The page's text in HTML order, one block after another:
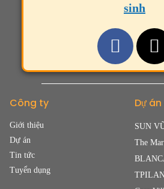
sinh
Công ty
Giới thiệu
Dự án
Tin tức
Tuyển dụng
Dự
SUN
The